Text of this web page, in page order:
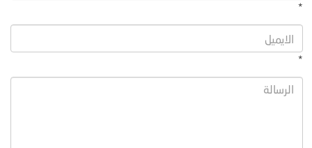
*
*